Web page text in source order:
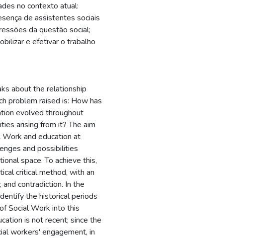
no contexto atual:
de assistentes sociais
da questão social;
e efetivar o trabalho
about the relationship
problem raised is: How has
evolved throughout
arising from it? The aim
and education at
and possibilities
space. To achieve this,
critical method, with an
contradiction. In the
the historical periods
Social Work into this
is not recent; since the
workers' engagement, in